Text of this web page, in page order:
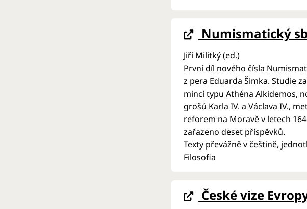
Numismatický
Jiří Militký (ed.)
První díl nového čísla
z pera Eduarda Šimka. Studie
mincí typu Athéna Alkidemos,
grošů Karla IV. a Václava IV.,
reforem na Moravě v letech
zařazeno deset příspěvků.
Texty převážně v češtině,
Filosofia
České vize